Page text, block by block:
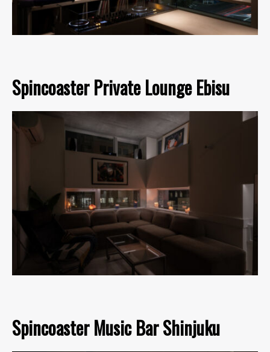
Spincoaster Private Lounge Ebisu
Spincoaster Music Bar Shinjuku